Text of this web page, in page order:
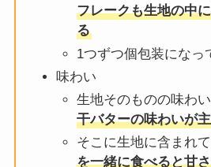
フレークも生地の中
る
1つずつ個包装になっ
味わい
生地そのものの味わい
干バターの味わいが
そこに生地に含まれ
を一緒に食べると甘